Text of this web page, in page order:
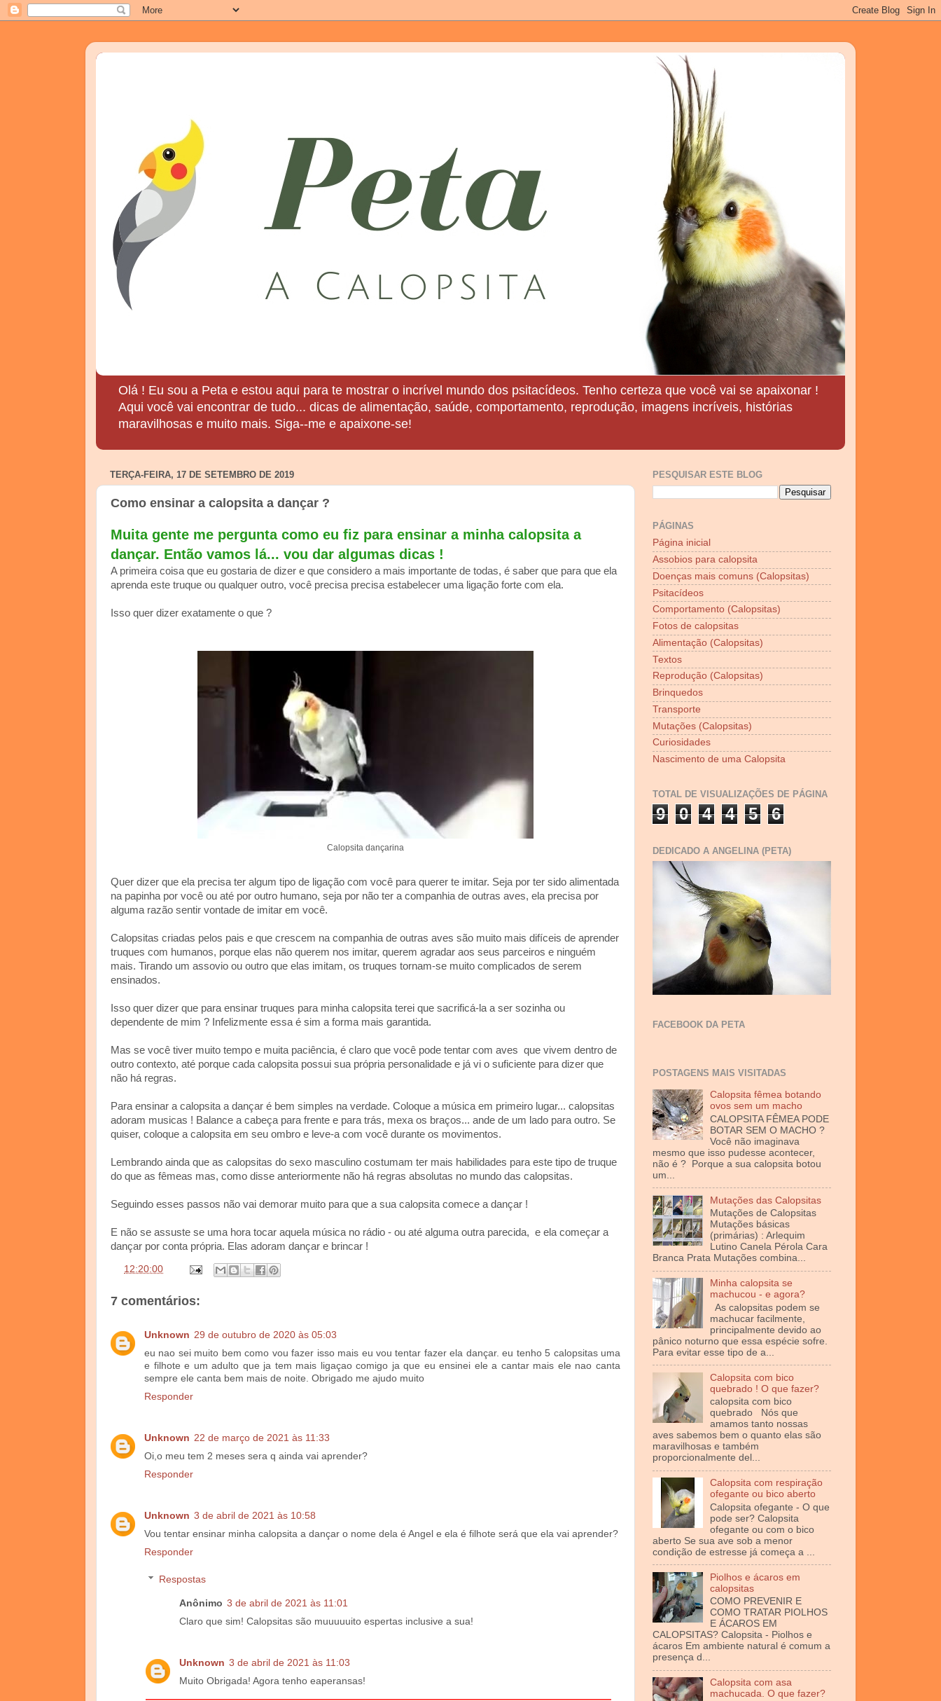
Olá ! Eu sou a Peta e estou aqui para te mostrar o incrível mundo dos psitacídeos. Tenho certeza que você vai se apaixonar !
Aqui você vai encontrar de tudo... dicas de alimentação, saúde, comportamento, reprodução, imagens incríveis, histórias
maravilhosas e muito mais. Siga--me e apaixone-se!
TERÇA-FEIRA, 17 DE SETEMBRO DE 2019
Como ensinar a calopsita a dançar ?
Muita gente me pergunta como eu fiz para ensinar a minha calopsita a
dançar. Então vamos lá... vou dar algumas dicas !
A primeira coisa que eu gostaria de dizer e que considero a mais importante de todas, é saber que para que ela
aprenda este truque ou qualquer outro, você precisa precisa estabelecer uma ligação forte com ela.
Isso quer dizer exatamente o que ?
Calopsita dançarina
Quer dizer que ela precisa ter algum tipo de ligação com você para querer te imitar. Seja por ter sido alimentada
na papinha por você ou até por outro humano, seja por não ter a companhia de outras aves, ela precisa por
alguma razão sentir vontade de imitar em você.
Calopsitas criadas pelos pais e que crescem na companhia de outras aves são muito mais difíceis de aprender
truques com humanos, porque elas não querem nos imitar, querem agradar aos seus parceiros e ninguém
mais. Tirando um assovio ou outro que elas imitam, os truques tornam-se muito complicados de serem
ensinados.
Isso quer dizer que para ensinar truques para minha calopsita terei que sacrificá-la a ser sozinha ou
dependente de mim ? Infelizmente essa é sim a forma mais garantida.
Mas se você tiver muito tempo e muita paciência, é claro que você pode tentar com aves que vivem dentro de
outro contexto, até porque cada calopsita possui sua própria personalidade e já vi o suficiente para dizer que
não há regras.
Para ensinar a calopsita a dançar é bem simples na verdade. Coloque a música em primeiro lugar... calopsitas
adoram musicas ! Balance a cabeça para frente e para trás, mexa os braços... ande de um lado para outro. Se
quiser, coloque a calopsita em seu ombro e leve-a com você durante os movimentos.
Lembrando ainda que as calopsitas do sexo masculino costumam ter mais habilidades para este tipo de truque
do que as fêmeas mas, como disse anteriormente não há regras absolutas no mundo das calopsitas.
Seguindo esses passos não vai demorar muito para que a sua calopsita comece a dançar !
E não se assuste se uma hora tocar aquela música no rádio - ou até alguma outra parecida, e ela começar a
dançar por conta própria. Elas adoram dançar e brincar !
12:20:00
7 comentários:
Unknown 29 de outubro de 2020 às 05:03
eu nao sei muito bem como vou fazer isso mais eu vou tentar fazer ela dançar. eu tenho 5 calopsitas uma
e filhote e um adulto que ja tem mais ligaçao comigo ja que eu ensinei ele a cantar mais ele nao canta
sempre ele canta bem mais de noite. Obrigado me ajudo muito
Responder
Unknown 22 de março de 2021 às 11:33
Oi,o meu tem 2 meses sera q ainda vai aprender?
Responder
Unknown 3 de abril de 2021 às 10:58
Vou tentar ensinar minha calopsita a dançar o nome dela é Angel e ela é filhote será que ela vai aprender?
Responder
Respostas
Anônimo 3 de abril de 2021 às 11:01
Claro que sim! Calopsitas são muuuuuito espertas inclusive a sua!
Unknown 3 de abril de 2021 às 11:03
Muito Obrigada! Agora tenho eaperansas!
PESQUISAR ESTE BLOG
PÁGINAS
Página inicial
Assobios para calopsita
Doenças mais comuns (Calopsitas)
Psitacídeos
Comportamento (Calopsitas)
Fotos de calopsitas
Alimentação (Calopsitas)
Textos
Reprodução (Calopsitas)
Brinquedos
Transporte
Mutações (Calopsitas)
Curiosidades
Nascimento de uma Calopsita
TOTAL DE VISUALIZAÇÕES DE PÁGINA
9 0 4 4 5 6
DEDICADO A ANGELINA (PETA)
FACEBOOK DA PETA
POSTAGENS MAIS VISITADAS
Calopsita fêmea botando
ovos sem um macho
CALOPSITA FÊMEA PODE
BOTAR SEM O MACHO ?
Você não imaginava
mesmo que isso pudesse acontecer,
não é ? Porque a sua calopsita botou
um...
Mutações das Calopsitas
Mutações de Calopsitas
Mutações básicas
(primárias) : Arlequim
Lutino Canela Pérola Cara
Branca Prata Mutações combina...
Minha calopsita se
machucou - e agora?
As calopsitas podem se
machucar facilmente,
principalmente devido ao
pânico noturno que essa espécie sofre.
Para evitar esse tipo de a...
Calopsita com bico
quebrado ! O que fazer?
calopsita com bico
quebrado Nós que
amamos tanto nossas
aves sabemos bem o quanto elas são
maravilhosas e também
proporcionalmente del...
Calopsita com respiração
ofegante ou bico aberto
Calopsita ofegante - O que
pode ser? Calopsita
ofegante ou com o bico
aberto Se sua ave sob a menor
condição de estresse já começa a ...
Piolhos e ácaros em
calopsitas
COMO PREVENIR E
COMO TRATAR PIOLHOS
E ÁCAROS EM
CALOPSITAS? Calopsita - Piolhos e
ácaros Em ambiente natural é comum a
presença d...
Calopsita com asa
machucada. O que fazer?